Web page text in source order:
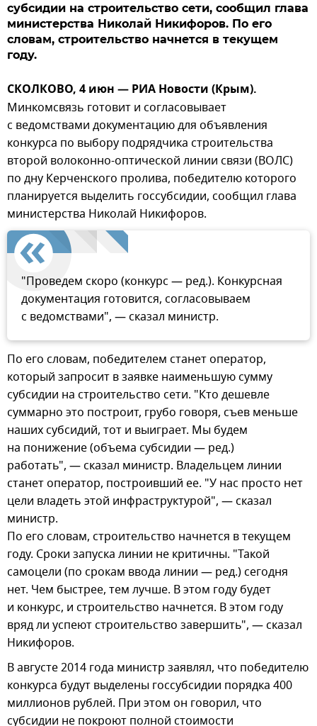
субсидии на строительство сети, сообщил глава
министерства Николай Никифоров. По его
словам, строительство начнется в текущем
году.
СКОЛКОВО, 4 июн — РИА Новости (Крым).
Минкомсвязь готовит и согласовывает
с ведомствами документацию для объявления
конкурса по выбору подрядчика строительства
второй волоконно-оптической линии связи (ВОЛС)
по дну Керченского пролива, победителю которого
планируется выделить госсубсидии, сообщил глава
министерства Николай Никифоров.
"Проведем скоро (конкурс — ред.). Конкурсная
документация готовится, согласовываем
с ведомствами", — сказал министр.
По его словам, победителем станет оператор,
который запросит в заявке наименьшую сумму
субсидии на строительство сети. "Кто дешевле
суммарно это построит, грубо говоря, съев меньше
наших субсидий, тот и выиграет. Мы будем
на понижение (объема субсидии — ред.)
работать", — сказал министр. Владельцем линии
станет оператор, построивший ее. "У нас просто нет
цели владеть этой инфраструктурой", — сказал
министр.
По его словам, строительство начнется в текущем
году. Сроки запуска линии не критичны. "Такой
самоцели (по срокам ввода линии — ред.) сегодня
нет. Чем быстрее, тем лучше. В этом году будет
и конкурс, и строительство начнется. В этом году
вряд ли успеют строительство завершить", — сказал
Никифоров.
В августе 2014 года министр заявлял, что победителю
конкурса будут выделены госсубсидии порядка 400
миллионов рублей. При этом он говорил, что
субсидии не покроют полной стоимости